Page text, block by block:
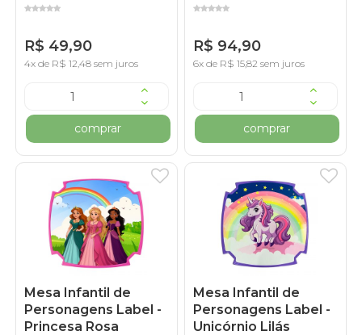
R$ 49,90
4x de R$ 12,48 sem juros
comprar
R$ 94,90
6x de R$ 15,82 sem juros
comprar
Mesa Infantil de
Personagens Label -
Princesa Rosa
Mesa Infantil de
Personagens Label -
Unicórnio Lilás